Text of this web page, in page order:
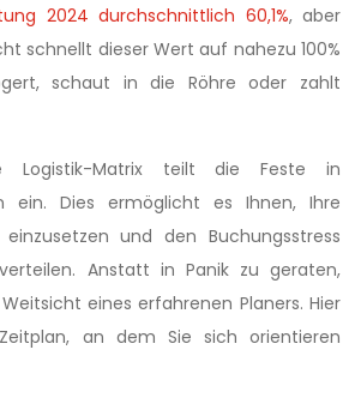
2024 durchschnittlich 60,1%, aber
schnellt dieser Wert auf nahezu 100%
schaut in die Röhre oder zahlt
Logistik-Matrix teilt die Feste in
ein. Dies ermöglicht es Ihnen, Ihre
und den Buchungsstress
Anstatt in Panik zu geraten,
eines erfahrenen Planers. Hier
an dem Sie sich orientieren